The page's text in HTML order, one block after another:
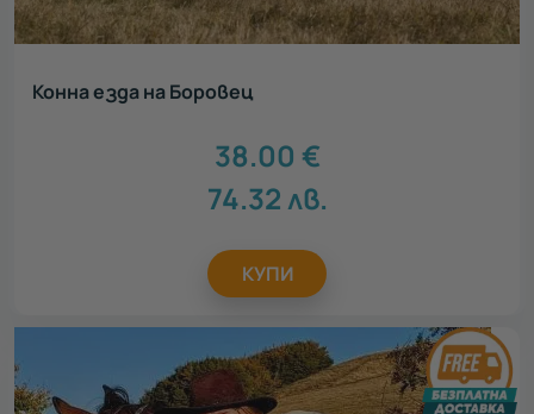
Конна езда на Боровец
38.00 €
74.32лв.
КУПИ